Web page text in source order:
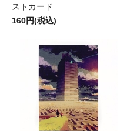
ストカード
160円(税込)